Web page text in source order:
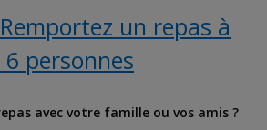
un repas à
personnes
avec votre famille ou vos amis ?